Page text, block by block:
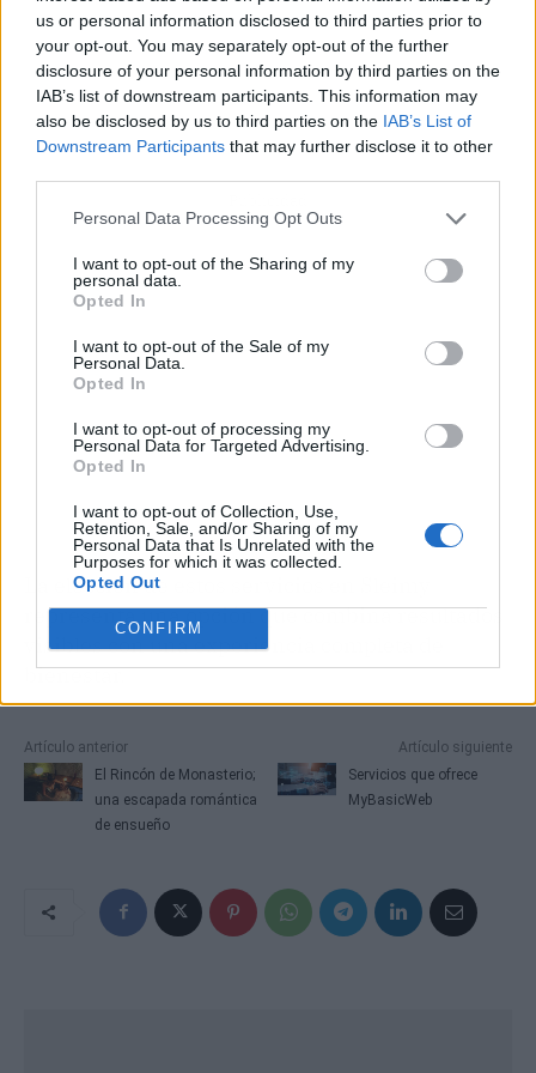
us or personal information disclosed to third parties prior to
your opt-out. You may separately opt-out of the further
disclosure of your personal information by third parties on the
IAB’s list of downstream participants. This information may
also be disclosed by us to third parties on the IAB’s List of
Downstream Participants that may further disclose it to other
Personal Data Processing Opt Outs
I want to opt-out of the Sharing of my
personal data.
Opted In
I want to opt-out of the Sale of my
Personal Data.
Opted In
I want to opt-out of processing my
Personal Data for Targeted Advertising.
Opted In
I want to opt-out of Collection, Use,
Retention, Sale, and/or Sharing of my
Personal Data that Is Unrelated with the
Purposes for which it was collected.
Opted Out
CONFIRM
La elección de estos servicios en Sleimy
representa una opción que combina resultados
visibles con una experiencia completa de
bienestar.
Artículo anterior
El Rincón de Monasterio;
una escapada romántica
de ensueño
Artículo siguiente
Servicios que ofrece
MyBasicWeb